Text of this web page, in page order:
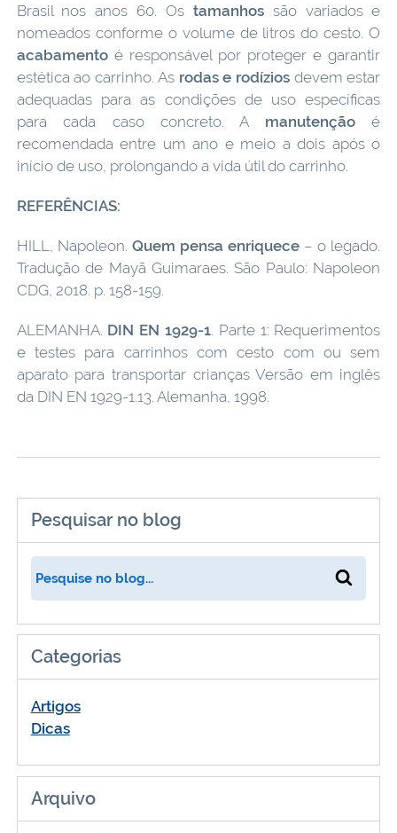
Brasil nos anos 60. Os tamanhossão variados e
nomeados conforme o volume de litros do cesto. O
acabamentoé responsável por proteger e garantir
estética ao carrinho. As rodas e rodízios devem estar
adequadas para as condições de uso específicas
para cada caso concreto. A manutençãoé
recomendada entre um ano e meio a dois após o
início de uso, prolongando a vida útil do carrinho.
REFERÊNCIAS:
HILL, Napoleon. Quem pensa enriquece – o legado.
Tradução de Mayã Guimaraes. São Paulo: Napoleon
CDG, 2018. p. 158-159.
ALEMANHA. DIN EN 1929-1 . Parte 1: Requerimentos
e testes para carrinhos com cesto com ou sem
aparato para transportar crianças Versão em inglês
da DIN EN 1929-1.13. Alemanha, 1998.
Pesquisar no blog
Categorias
Artigos
Dicas
Arquivo